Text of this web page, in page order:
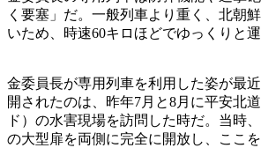
く要塞」だ。一般列車より重く、北朝
いため、時速60キロほどでゆっくりと運
金委員長が専用列車を利用した姿が最
開されたのは、昨年7月と8月に平安北
ド）の水害現場を訪問した時だ。当時
の大型扉を両側に完全に開放し、ここ